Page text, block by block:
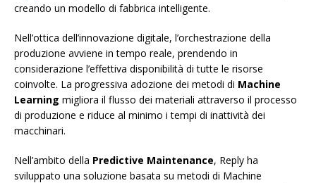
creando un modello di fabbrica intelligente.
Nell’ottica dell’innovazione digitale, l’orchestrazione della
produzione avviene in tempo reale, prendendo in
considerazione l’effettiva disponibilità di tutte le risorse
coinvolte. La progressiva adozione dei metodi di Machine
Learning migliora il flusso dei materiali attraverso il processo
di produzione e riduce al minimo i tempi di inattività dei
macchinari.
Nell’ambito della Predictive Maintenance, Reply ha
sviluppato una soluzione basata su metodi di Machine